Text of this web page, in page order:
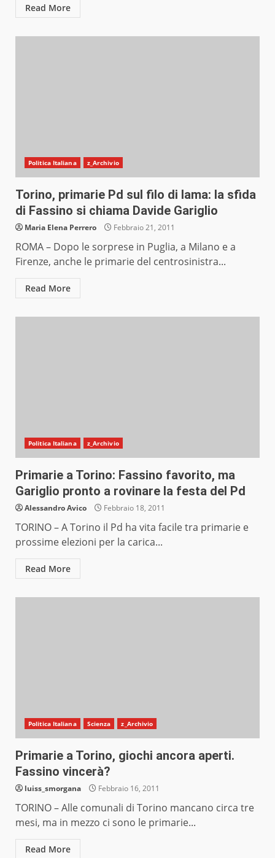
Read More
Politica Italiana z_Archivio
Torino, primarie Pd sul filo di lama: la sfida
di Fassino si chiama Davide Gariglio
Maria Elena Perrero Febbraio 21, 2011
ROMA – Dopo le sorprese in Puglia, a Milano e a
Firenze, anche le primarie del centrosinistra...
Read More
Politica Italiana z_Archivio
Primarie a Torino: Fassino favorito, ma
Gariglio pronto a rovinare la festa del Pd
Alessandro Avico Febbraio 18, 2011
TORINO – A Torino il Pd ha vita facile tra primarie e
prossime elezioni per la carica...
Read More
Politica Italiana Scienza z_Archivio
Primarie a Torino, giochi ancora aperti.
Fassino vincerà?
luiss_smorgana Febbraio 16, 2011
TORINO – Alle comunali di Torino mancano circa tre
mesi, ma in mezzo ci sono le primarie...
Read More